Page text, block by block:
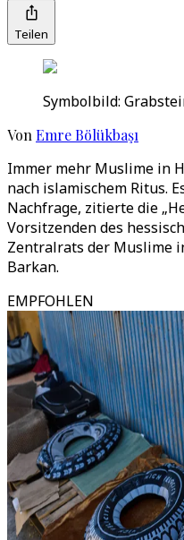
Teilen
Symbolbild:
Von Emre Bölükbaşı
Immer mehr Muslime in
nach islamischem Ritus.
Nachfrage, zitierte die
Vorsitzenden des
Zentralrats der Muslime
Barkan.
EMPFOHLEN